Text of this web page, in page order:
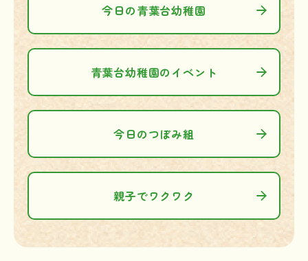
今日の青葉台幼稚園
青葉台幼稚園のイベント
今日のつぼみ組
親子でワクワク